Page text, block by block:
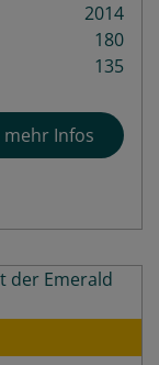
2014
180
135
mehr Infos